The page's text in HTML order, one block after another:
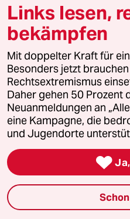
Verlag
Aktuelles
Hausblog
Die Seitenwende
Stellen
Presse
Links lesen,
bekämpfen
Mit doppelter Kraft für
Besonders jetzt
Rechtsextremismus
Daher gehen 50 Prozent
Neuanmeldungen an
eine Kampagne, die
und Jugendorte
